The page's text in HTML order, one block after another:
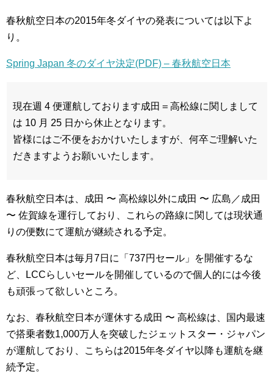
春秋航空日本の2015年冬ダイヤの発表については以下よ
り。
Spring Japan 冬のダイヤ決定(PDF) – 春秋航空日本
現在週 4 便運航しております成田＝高松線に関しまして
は 10 月 25 日から休止となります。
皆様にはご不便をおかけいたしますが、何卒ご理解いた
だきますようお願いいたします。
春秋航空日本は、成田 〜 高松線以外に成田 〜 広島／成田
〜 佐賀線を運行しており、これらの路線に関しては現状通
りの便数にて運航が継続される予定。
春秋航空日本は毎月7日に「737円セール」を開催するな
ど、LCCらしいセールを開催しているので個人的には今後
も頑張って欲しいところ。
なお、春秋航空日本が運休する成田 〜 高松線は、国内最速
で搭乗者数1,000万人を突破したジェットスター・ジャパン
が運航しており、こちらは2015年冬ダイヤ以降も運航を継
続予定。